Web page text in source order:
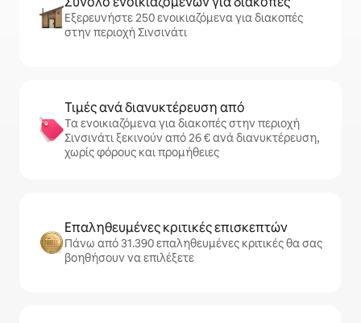
Εξερευνήστε 250 ενοικιαζόμενα για διακοπές
στην περιοχή Σινσινάτι
Τιμές ανά διανυκτέρευση από
Τα ενοικιαζόμενα για διακοπές στην περιοχή
Σινσινάτι ξεκινούν από 26 € ανά διανυκτέρευση,
χωρίς φόρους και προμήθειες
Επαληθευμένες κριτικές επισκεπτών
Πάνω από 31.390 επαληθευμένες κριτικές θα σας
βοηθήσουν να επιλέξετε